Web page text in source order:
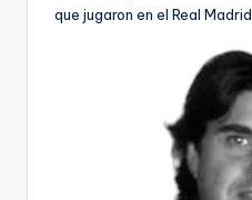
que jugaron en el Real Madrid